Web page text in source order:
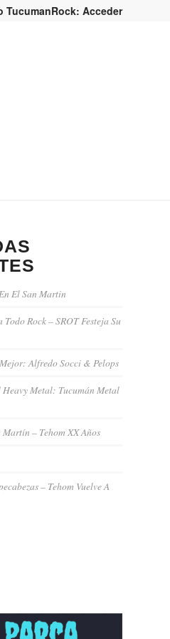
TucumanRock: Acceder
El San Martin
Rock – SROT Festeja Su
Alfredo Socci & Pelops
Heavy Metal: Tucumán Metal
– Tehom XX Años
– Tehom Vuelve A